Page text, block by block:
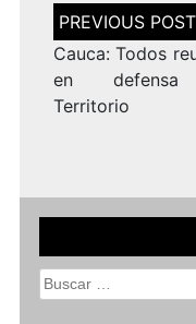
Navegación
de
entradas
Cauca: Todos
en
Territorio
Buscar: